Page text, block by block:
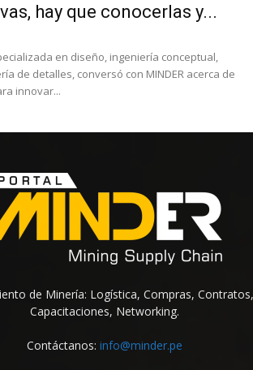
hay que conocerlas y...
en diseño, ingeniería conceptual,
de detalles, conversó con MINDER acerca de
innovar...
de Minería: Logística, Compras,
Capacitaciones, Networking.
Contáctanos: info@minder.pe